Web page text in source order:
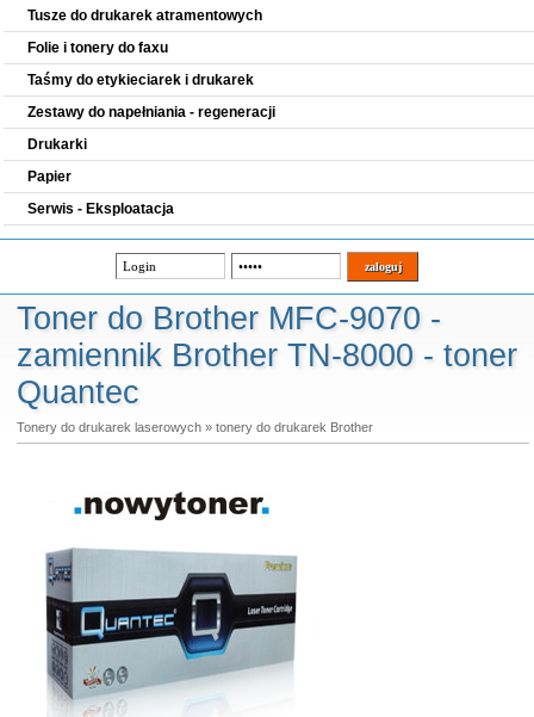
Tusze do drukarek atramentowych
Folie i tonery do faxu
Taśmy do etykieciarek i drukarek
Zestawy do napełniania - regeneracji
Drukarki
Papier
Serwis - Eksploatacja
Toner do Brother MFC-9070 -
zamiennik Brother TN-8000 - toner
Quantec
Tonery do drukarek laserowych» tonery do drukarek Brother